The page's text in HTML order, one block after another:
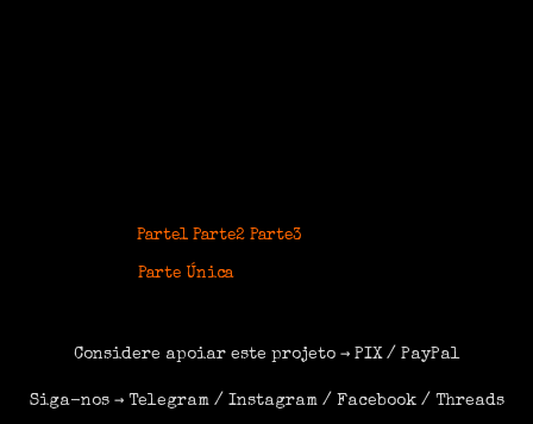
Parte1 Parte2 Parte3
Parte Única
Considere apoiar este projeto → PIX/ PayPal
Siga-nos → Telegram/ Instagram/ Facebook/ Threads